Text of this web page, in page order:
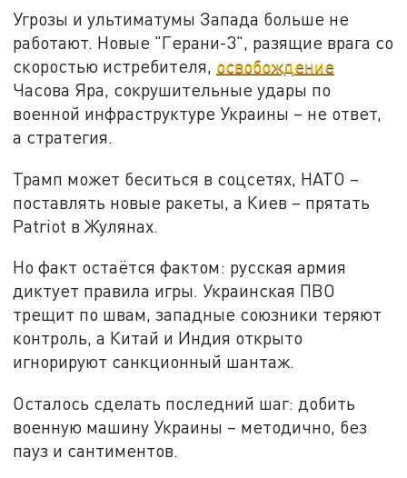
Угрозы и ультиматумы Запада больше не
работают. Новые "Герани-3", разящие врага со
скоростью истребителя, освобождение
Часова Яра, сокрушительные удары по
военной инфраструктуре Украины – не ответ,
а стратегия.
Трамп может беситься в соцсетях, НАТО –
поставлять новые ракеты, а Киев – прятать
Patriot в Жулянах.
Но факт остаётся фактом: русская армия
диктует правила игры. Украинская ПВО
трещит по швам, западные союзники теряют
контроль, а Китай и Индия открыто
игнорируют санкционный шантаж.
Осталось сделать последний шаг: добить
военную машину Украины – методично, без
пауз и сантиментов.